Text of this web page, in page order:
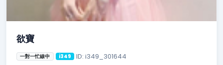
欲寶
一對一忙線中 i349 ID: i349_301644